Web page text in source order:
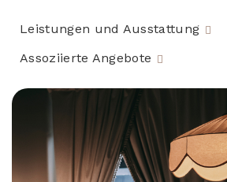
Leistungen und Ausstattung
Assoziierte Angebote